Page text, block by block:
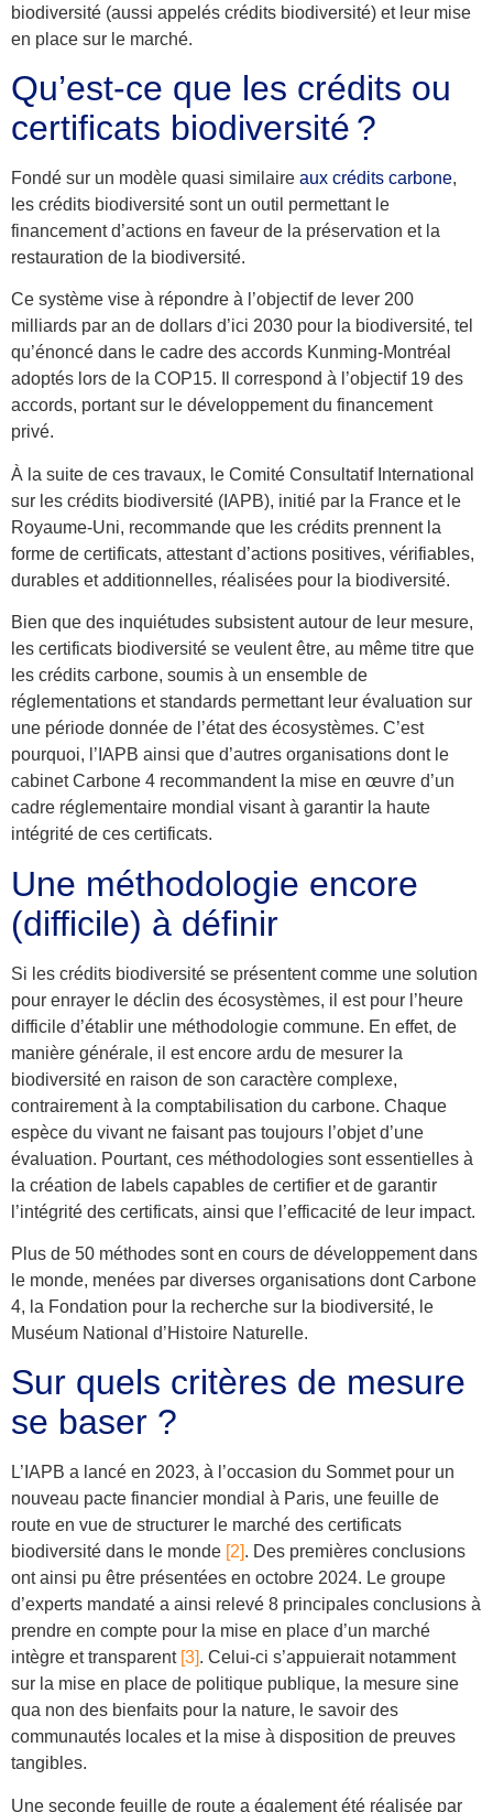
biodiversité (aussi appelés crédits biodiversité) et leur mise
en place sur le marché.
Qu’est-ce que les crédits ou
certificats biodiversité ?
Fondé sur un modèle quasi similaire aux crédits carbone,
les crédits biodiversité sont un outil permettant le
financement d’actions en faveur de la préservation et la
restauration de la biodiversité.
Ce système vise à répondre à l’objectif de lever 200
milliards par an de dollars d’ici 2030 pour la biodiversité, tel
qu’énoncé dans le cadre des accords Kunming-Montréal
adoptés lors de la COP15. Il correspond à l’objectif 19 des
accords, portant sur le développement du financement
privé.
À la suite de ces travaux, le Comité Consultatif International
sur les crédits biodiversité (IAPB), initié par la France et le
Royaume-Uni, recommande que les crédits prennent la
forme de certificats, attestant d’actions positives, vérifiables,
durables et additionnelles, réalisées pour la biodiversité.
Bien que des inquiétudes subsistent autour de leur mesure,
les certificats biodiversité se veulent être, au même titre que
les crédits carbone, soumis à un ensemble de
réglementations et standards permettant leur évaluation sur
une période donnée de l’état des écosystèmes. C’est
pourquoi, l’IAPB ainsi que d’autres organisations dont le
cabinet Carbone 4 recommandent la mise en œuvre d’un
cadre réglementaire mondial visant à garantir la haute
intégrité de ces certificats.
Une méthodologie encore
(difficile) à définir
Si les crédits biodiversité se présentent comme une solution
pour enrayer le déclin des écosystèmes, il est pour l’heure
difficile d’établir une méthodologie commune. En effet, de
manière générale, il est encore ardu de mesurer la
biodiversité en raison de son caractère complexe,
contrairement à la comptabilisation du carbone. Chaque
espèce du vivant ne faisant pas toujours l’objet d’une
évaluation. Pourtant, ces méthodologies sont essentielles à
la création de labels capables de certifier et de garantir
l’intégrité des certificats, ainsi que l’efficacité de leur impact.
Plus de 50 méthodes sont en cours de développement dans
le monde, menées par diverses organisations dont Carbone
4, la Fondation pour la recherche sur la biodiversité, le
Muséum National d’Histoire Naturelle.
Sur quels critères de mesure
se baser ?
L’IAPB a lancé en 2023, à l’occasion du Sommet pour un
nouveau pacte financier mondial à Paris, une feuille de
route en vue de structurer le marché des certificats
biodiversité dans le monde [2]. Des premières conclusions
ont ainsi pu être présentées en octobre 2024. Le groupe
d’experts mandaté a ainsi relevé 8 principales conclusions à
prendre en compte pour la mise en place d’un marché
intègre et transparent [3]. Celui-ci s’appuierait notamment
sur la mise en place de politique publique, la mesure sine
qua non des bienfaits pour la nature, le savoir des
communautés locales et la mise à disposition de preuves
tangibles.
Une seconde feuille de route a également été réalisée par